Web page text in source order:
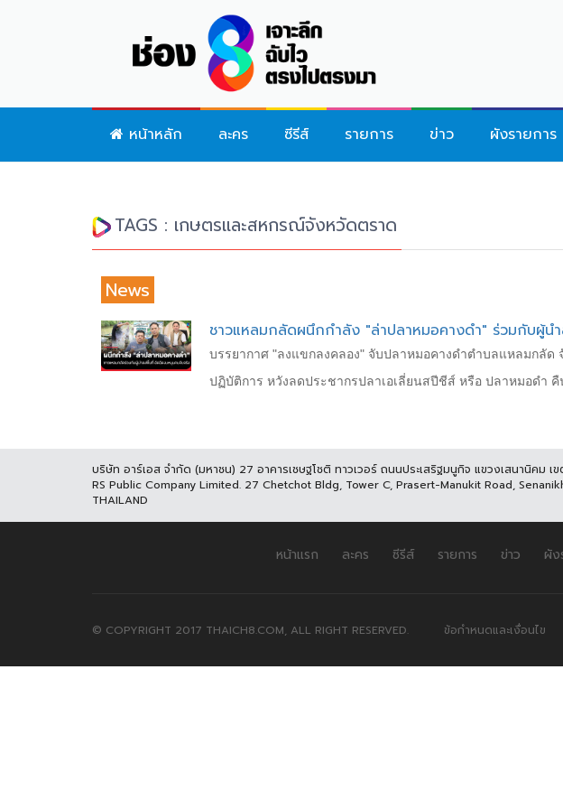
หน้าหลัก ละคร ซีรีส์ รายการ ข่าว ผังรายการ
TAGS : เกษตรและสหกรณ์จังหวัดตราด
News
ชาวแหลมกลัดผนึกกำลัง "ล่าปลาหมอคางดำ" ร่วมกับผู้
บรรยากาศ "ลงแขกลงคลอง" จับปลาหมอคางดำตำบลแหลมกลัด
ปฏิบัติการ หวังลดประชากรปลาเอเลี่ยนสปีชีส์ หรือ ปลาหมอดำ
บริษัท อาร์เอส จำกัด (มหาชน) 27 อาคารเชษฐโชติ ทาวเวอร์ ถนนประเสริฐมนูกิจ แขวงเสนานิคม
RS Public Company Limited. 27 Chetchot Bldg, Tower C, Prasert-Manukit Road,
THAILAND
หน้าแรก ละคร ซีรีส์ รายการ ข่าว ผัง
© COPYRIGHT 2017 THAICH8.COM, ALL RIGHT RESERVED. ข้อกำหนดและเงื่อนไข